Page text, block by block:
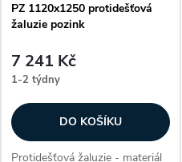
PZ 1120x1250 protidešťová
žaluzie pozink
7 241 Kč
1-2 týdny
DO KOŠÍKU
Protidešťová žaluzie - materiál